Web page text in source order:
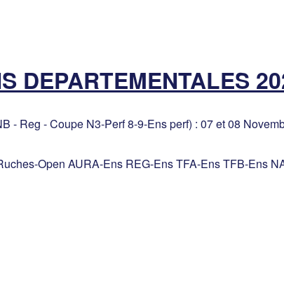
DEPARTEMENTALES
- Reg - Coupe N3-Perf 8-9-Ens perf) : 07 et 08
Open AURA-Ens REG-Ens TFA-Ens TFB-Ens